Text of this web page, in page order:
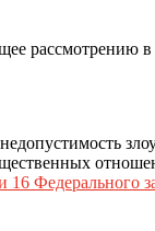
рассмотрению
16 Федерального